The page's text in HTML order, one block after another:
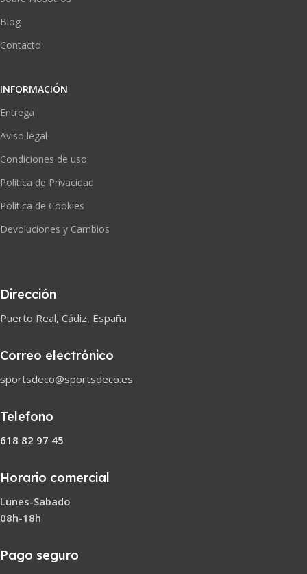
Blog
Contacto
INFORMACIÓN
Entrega
Aviso legal
Condiciones de uso
Politica de Privacidad
Política de Cookies
Devoluciones y Cambios
Dirección
Puerto Real, Cádiz, España
Correo electrónico
sportsdeco@sportsdeco.es
Telefono
618 82 97 45
Horario comercial
Lunes-Sabado
08h-18h
Pago seguro